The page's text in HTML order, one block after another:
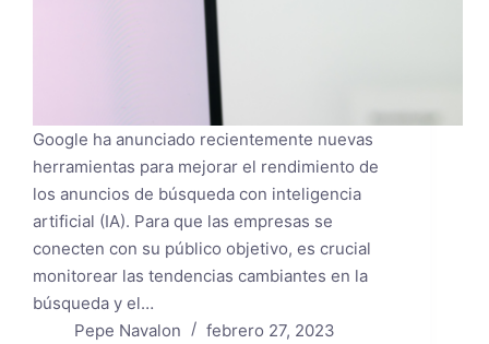
Google ha anunciado recientemente nuevas
herramientas para mejorar el rendimiento de
los anuncios de búsqueda con inteligencia
artificial (IA). Para que las empresas se
conecten con su público objetivo, es crucial
monitorear las tendencias cambiantes en la
búsqueda y el…
Pepe Navalon
febrero 27, 2023